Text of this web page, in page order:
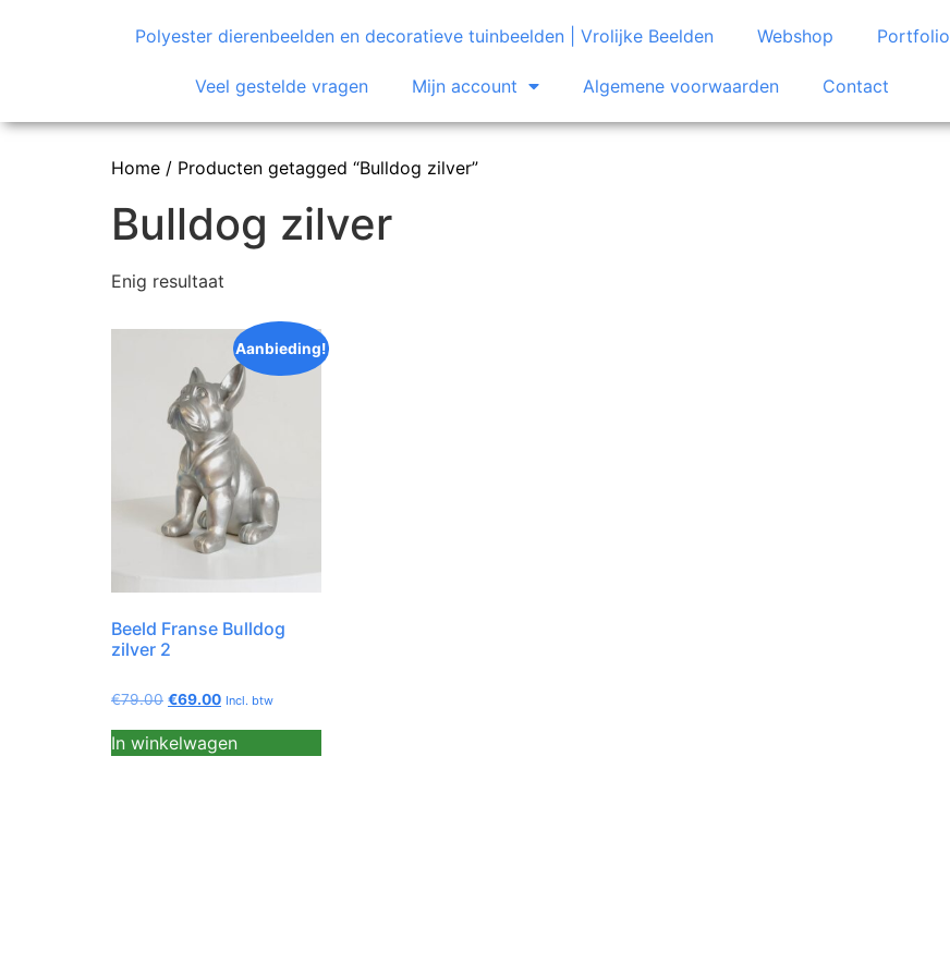
Polyester dierenbeelden en decoratieve tuinbeelden | Vrolijke Beelden Webshop Portfolio
Veel gestelde vragen Mijn account Algemene voorwaarden Contact
Home / Producten getagged “Bulldog zilver”
Bulldog zilver
Enig resultaat
Aanbieding!
Beeld Franse Bulldog
zilver 2
€79.00 €69.00 Incl. btw
In winkelwagen